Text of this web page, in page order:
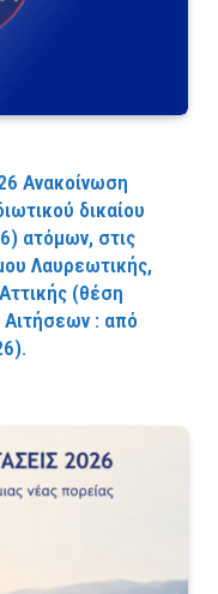
Ανακοίνωση
δικαίου
ατόμων, στις
Λαυρεωτικής,
(θέση
: από